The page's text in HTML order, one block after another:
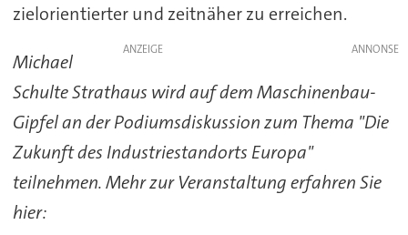
zielorientierter und zeitnäher zu erreichen.
ANZEIGE
Michael
Schulte Strathaus wird auf dem Maschinenbau-
Gipfel an der Podiumsdiskussion zum Thema "Die
Zukunft des Industriestandorts Europa"
teilnehmen. Mehr zur Veranstaltung erfahren Sie
hier: